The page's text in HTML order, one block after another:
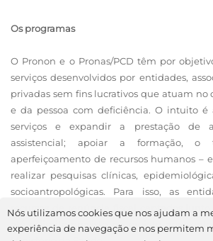
Os programas
O Pronon e o Pronas/PCD têm por
serviços desenvolvidos por entidades,
privadas sem fins lucrativos que atuam no
e da pessoa com deficiência. O intuito
serviços e expandir a prestação de
assistencial; apoiar a formação,
aperfeiçoamento de recursos humanos –
realizar pesquisas clínicas,
socioantropológicas. Para isso, as
recursos de renúncia fiscal captados junto
até o limite previsto no projeto
Nós utilizamos cookies que nos ajudam a
experiência de navegação e nos permitem